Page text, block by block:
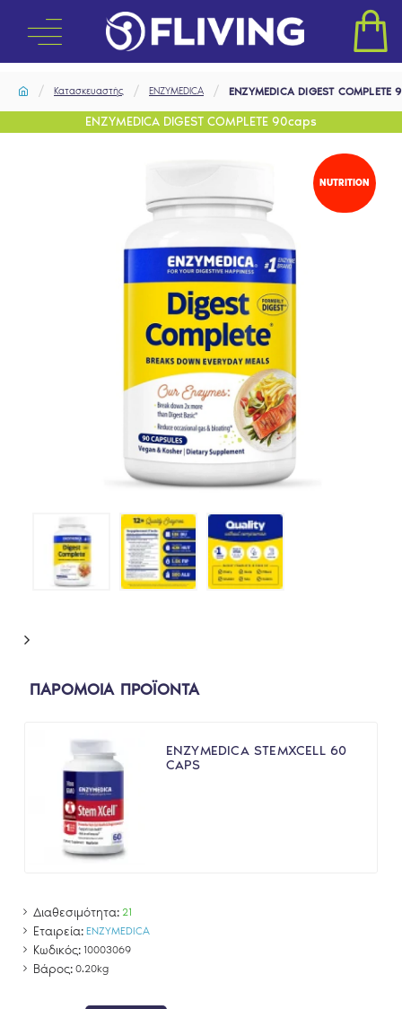
Κατασκευαστής ENZYMEDICA ENZYMEDICA DIGEST COMPLETE
ENZYMEDICA DIGEST COMPLETE 90caps
NUTRITION
ΠΑΡΟΜΟΙΑ ΠΡΟΪΟΝΤΑ
ENZYMEDICA STEMXCELL 60
CAPS
Διαθεσιμότητα: 21
Εταιρεία: ENZYMEDICA
Κωδικός: 10003069
Βάρος: 0.20kg